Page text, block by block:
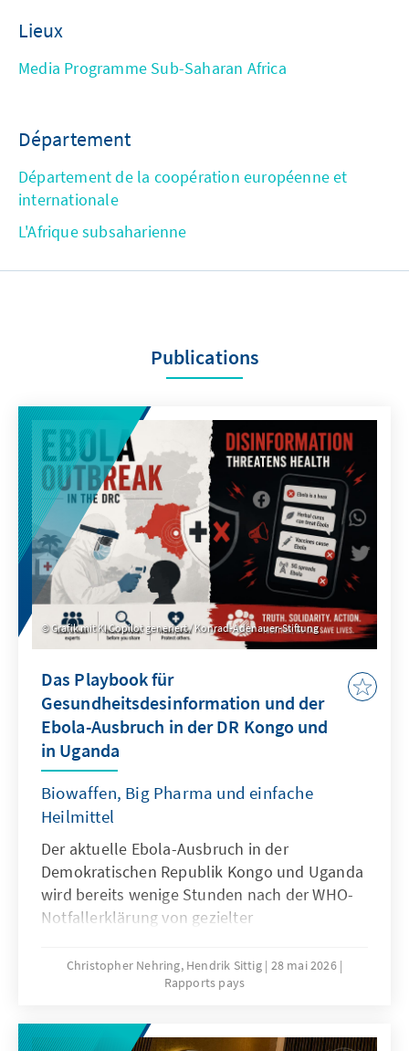
Lieux
Media Programme Sub-Saharan Africa
Département
Département de la coopération européenne et
internationale
L'Afrique subsaharienne
Publications
Grafik mit KI Copilot generiert / Konrad-Adenauer-Stiftung
Das Playbook für
Gesundheitsdesinformation und der
Ebola-Ausbruch in der DR Kongo und
in Uganda
Biowaffen, Big Pharma und einfache
Heilmittel
Der aktuelle Ebola-Ausbruch in der
Demokratischen Republik Kongo und Uganda
wird bereits wenige Stunden nach der WHO-
Notfallerklärung von gezielter
Bericht analysiert die Narrative, Akteure und
Dynamiken dieser Informationsmanipulation
Verschwörungserzählungen bis hin zu
Christopher Nehring, Hendrik Sittig 28 mai 2026
Rapports pays